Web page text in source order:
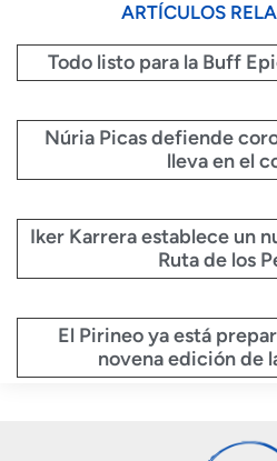
ARTÍCULOS
Todo listo para la Buff
Núria Picas defiende
lleva en el
Iker Karrera establece un
Ruta de los
El Pirineo ya está
novena edición de